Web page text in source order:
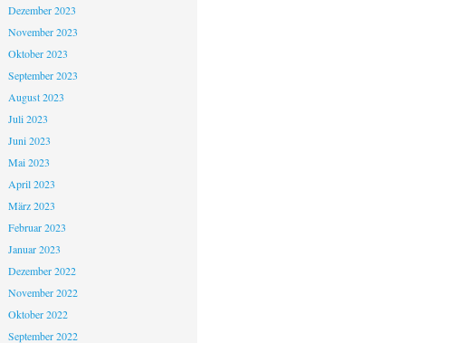
Dezember 2023
November 2023
Oktober 2023
September 2023
August 2023
Juli 2023
Juni 2023
Mai 2023
April 2023
März 2023
Februar 2023
Januar 2023
Dezember 2022
November 2022
Oktober 2022
September 2022